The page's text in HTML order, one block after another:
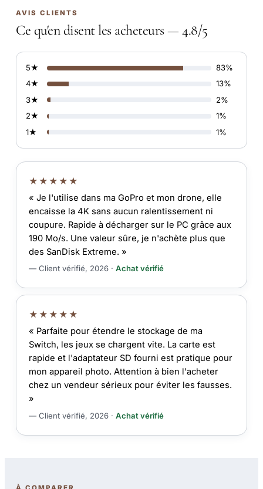
AVIS CLIENTS
Ce qu'en disent les acheteurs — 4.8/5
5★
83%
4★
13%
3★
2%
2★
1%
1★
1%
★★★★★
« Je l'utilise dans ma GoPro et mon drone, elle
encaisse la 4K sans aucun ralentissement ni
coupure. Rapide à décharger sur le PC grâce aux
190 Mo/s. Une valeur sûre, je n'achète plus que
des SanDisk Extreme. »
— Client vérifié, 2026 · Achat vérifié
★★★★★
« Parfaite pour étendre le stockage de ma
Switch, les jeux se chargent vite. La carte est
rapide et l'adaptateur SD fourni est pratique pour
mon appareil photo. Attention à bien l'acheter
chez un vendeur sérieux pour éviter les fausses.
»
— Client vérifié, 2026 · Achat vérifié